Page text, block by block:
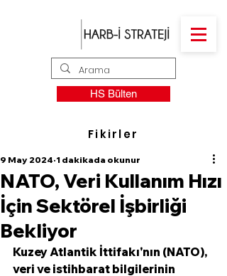
HS Bülten
Fikirler
NATO, Veri Kullanım Hızı
İçin Sektörel İşbirliği
Bekliyor
9 May 2024 1 dakikada okunur
Kuzey Atlantik İttifakı'nın (NATO),
veri ve istihbarat bilgilerinin